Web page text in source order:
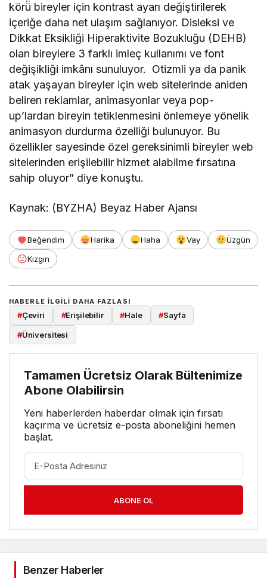
körü̈ bireyler için kontrast ayarı değiştirilerek
içeriğe daha net ulaşım sağlanıyor. Disleksi ve
Dikkat Eksikliği Hiperaktivite Bozukluğu (DEHB)
olan bireylere 3 farklı imleç kullanımı ve font
değişikliği imkânı sunuluyor. Otizmli ya da panik
atak yaşayan bireyler için web sitelerinde aniden
beliren reklamlar, animasyonlar veya pop-
up’lardan bireyin tetiklenmesini önlemeye yönelik
animasyon durdurma özelliği bulunuyor. Bu
özellikler sayesinde özel gereksinimli bireyler web
sitelerinden erişilebilir hizmet alabilme fırsatına
sahip oluyor” diye konuştu.
Kaynak: (BYZHA) Beyaz Haber Ajansı
Beğendim Harika Haha Vay
Üzgün
Kızgın
HABERLE ILGILI DAHA FAZLASI
#Çeviri #Erişilebilir #Hale #Sayfa
#Üniversitesi
Tamamen Ücretsiz Olarak Bültenimize
Abone Olabilirsin
Yeni haberlerden haberdar olmak için fırsatı
kaçırma ve ücretsiz e-posta aboneliğini hemen
başlat.
ABONE OL
Benzer Haberler